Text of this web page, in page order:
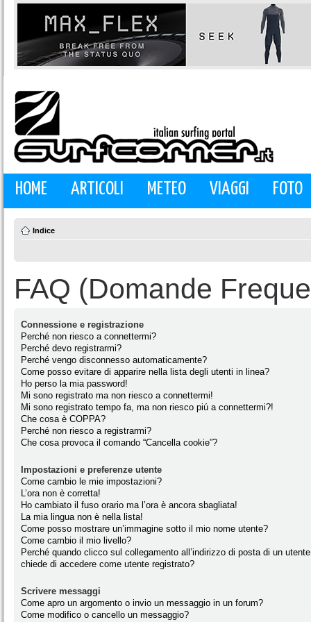
HOME ARTICOLI METEO VIAGGI FOTO
Indice
FAQ (Domande
Connessione e registrazione
Perché non riesco a connettermi?
Perché devo registrarmi?
Perché vengo disconnesso automaticamente?
Come posso evitare di apparire nella lista degli utenti in linea?
Ho perso la mia password!
Mi sono registrato ma non riesco a connettermi!
Mi sono registrato tempo fa, ma non riesco piú a connettermi?!
Che cosa è COPPA?
Perché non riesco a registrarmi?
Che cosa provoca il comando “Cancella cookie”?
Impostazioni e preferenze utente
Come cambio le mie impostazioni?
L’ora non è corretta!
Ho cambiato il fuso orario ma l’ora è ancora sbagliata!
La mia lingua non è nella lista!
Come posso mostrare un’immagine sotto il mio nome utente?
Come cambio il mio livello?
Perché quando clicco sul collegamento all’indirizzo di posta di un
chiede di accedere come utente registrato?
Scrivere messaggi
Come apro un argomento o invio un messaggio in un forum?
Come modifico o cancello un messaggio?